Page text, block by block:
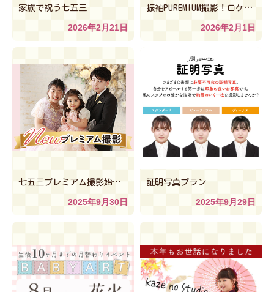
家族で祝う七五三
2026年2月21日
振袖PUREMIUM撮影！ロケ撮影ご予約受付中
2026年2月1日
七五三プレミアム撮影始めました
2025年9月30日
証明写真プラン
2025年9月29日